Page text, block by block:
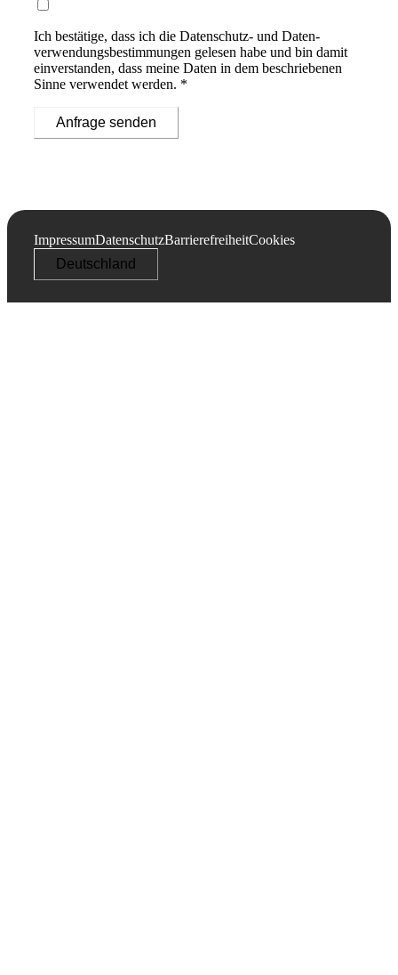
Ich bestätige, dass ich die Datenschutz- und Daten­
verwendungs­bestimmungen gelesen habe und bin damit
einverstanden, dass meine Daten in dem beschriebenen
Sinne verwendet werden. *
Anfrage senden
ImpressumDatenschutzBarrierefreiheitCookies
Deutschland